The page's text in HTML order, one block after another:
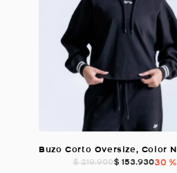
$ 219.900$ 153.93030 %